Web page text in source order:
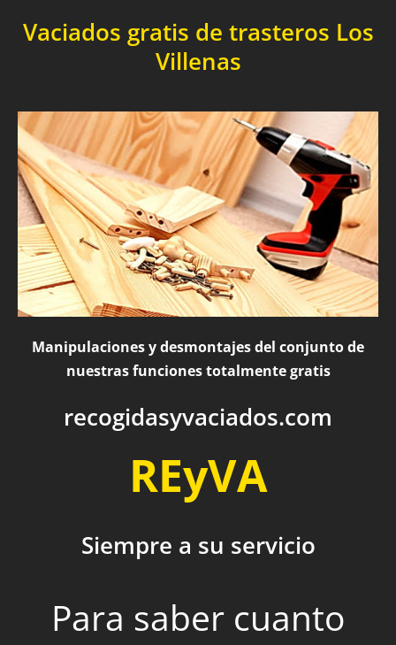
Vaciados gratis de trasteros Los
Villenas
Manipulaciones y desmontajes del conjunto de
nuestras funciones totalmente gratis
recogidasyvaciados.com
REyVA
Siempre a su servicio
Para saber cuanto